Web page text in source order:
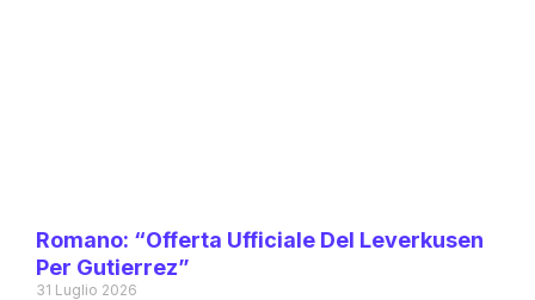
Romano: “Offerta Ufficiale Del Leverkusen
Per Gutierrez”
31 Luglio 2026